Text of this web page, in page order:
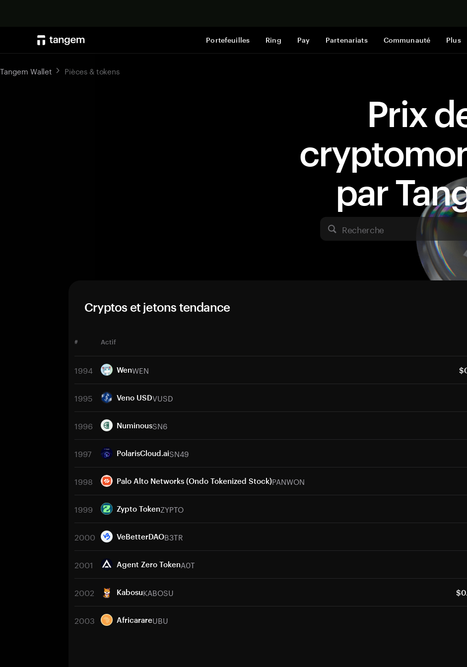
Portefeuilles Ring Pay Partenariats Communauté Plus
Prix
par
Recherche
Tangem Wallet Pièces & tokens
Cryptos et jetons tendance
# Actif
1994 WenWEN
1995 Veno USDVUSD
1996 NuminousSN6
1997 PolarisCloud.aiSN49
1998 Palo Alto Networks (Ondo Tokenized Stock)PANWON
1999 Zypto TokenZYPTO
2000 VeBetterDAOB3TR
2001 Agent Zero TokenA0T
2002 KabosuKABOSU
2003 AfricarareUBU